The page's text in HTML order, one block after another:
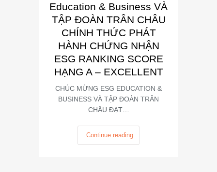
Education & Business VÀ
TẬP ĐOÀN TRÂN CHÂU
CHÍNH THỨC PHÁT
HÀNH CHỨNG NHẬN
ESG RANKING SCORE
HẠNG A – EXCELLENT
CHÚC MỪNG ESG EDUCATION &
BUSINESS VÀ TẬP ĐOÀN TRÂN
CHÂU ĐẠT…
Continue reading